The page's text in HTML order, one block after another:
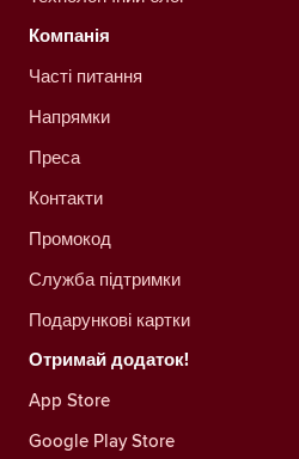
Компанія
Часті питання
Напрямки
Преса
Контакти
Промокод
Служба підтримки
Подарункові картки
Отримай додаток!
App Store
Google Play Store